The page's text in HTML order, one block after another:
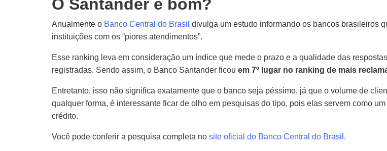
O Santander é bom?
Anualmente o Banco Central do Brasil divulga um estudo informando os bancos brasileiros
instituições com os “piores atendimentos”.
Esse ranking leva em consideração um índice que mede o prazo e a qualidade das
registradas. Sendo assim, o Banco Santander ficou em 7º lugar no ranking de mais
Entretanto, isso não significa exatamente que o banco seja péssimo, já que o volume de
qualquer forma, é interessante ficar de olho em pesquisas do tipo, pois elas servem como
crédito.
Você pode conferir a pesquisa completa no site oficial do Banco Central do Brasil .